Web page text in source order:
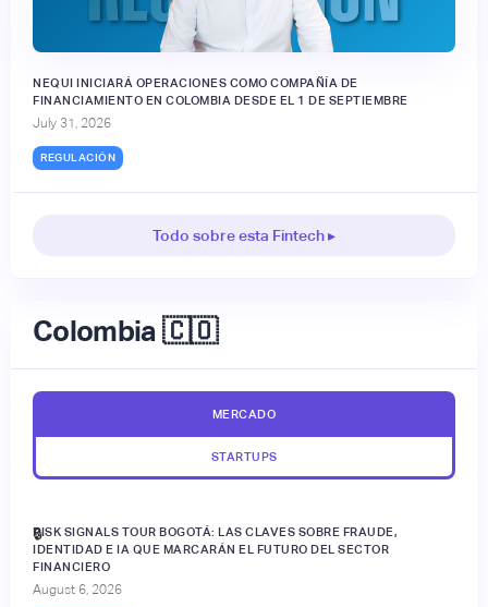
NEQUI INICIARÁ OPERACIONES COMO COMPAÑÍA DE
FINANCIAMIENTO EN COLOMBIA DESDE EL 1 DE SEPTIEMBRE
July 31, 2026
REGULACIÓN
Todo sobre esta Fintech ▸
Colombia 🇨🇴
MERCADO
STARTUPS
RISK SIGNALS TOUR BOGOTÁ: LAS CLAVES SOBRE FRAUDE,
IDENTIDAD E IA QUE MARCARÁN EL FUTURO DEL SECTOR
FINANCIERO
August 6, 2026
🔒